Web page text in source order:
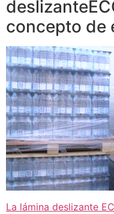
concepto de
La lámina deslizante